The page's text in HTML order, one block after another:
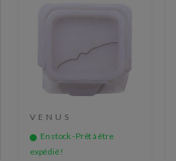
VENUS
En stock - Prêt à être
expédié !